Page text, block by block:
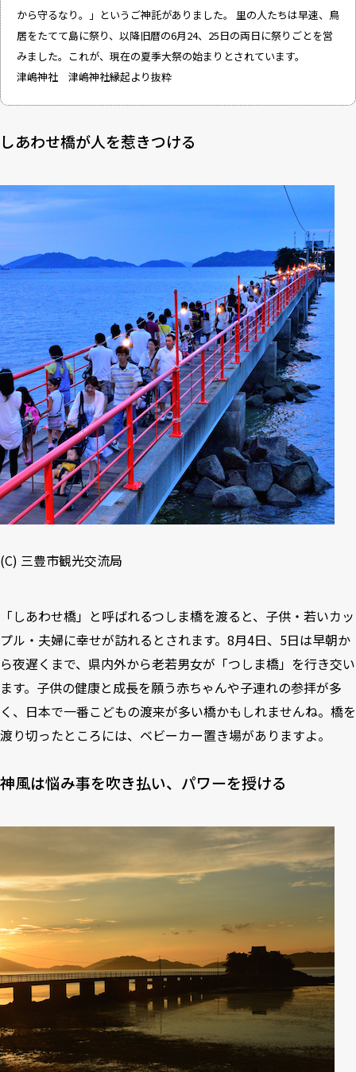
から守るなり。」というご神託がありました。 里の人たちは早速、鳥
居をたてて島に祭り、以降旧暦の6月24、25日の両日に祭りごとを営
みました。これが、現在の夏季大祭の始まりとされています。
津嶋神社 津嶋神社縁起より抜粋
しあわせ橋が人を惹きつける
(C) 三豊市観光交流局
「しあわせ橋」と呼ばれるつしま橋を渡ると、子供・若いカッ
プル・夫婦に幸せが訪れるとされます。8月4日、5日は早朝か
ら夜遅くまで、県内外から老若男女が「つしま橋」を行き交い
ます。子供の健康と成長を願う赤ちゃんや子連れの参拝が多
く、日本で一番こどもの渡来が多い橋かもしれませんね。橋を
渡り切ったところには、ベビーカー置き場がありますよ。
神風は悩み事を吹き払い、パワーを授ける